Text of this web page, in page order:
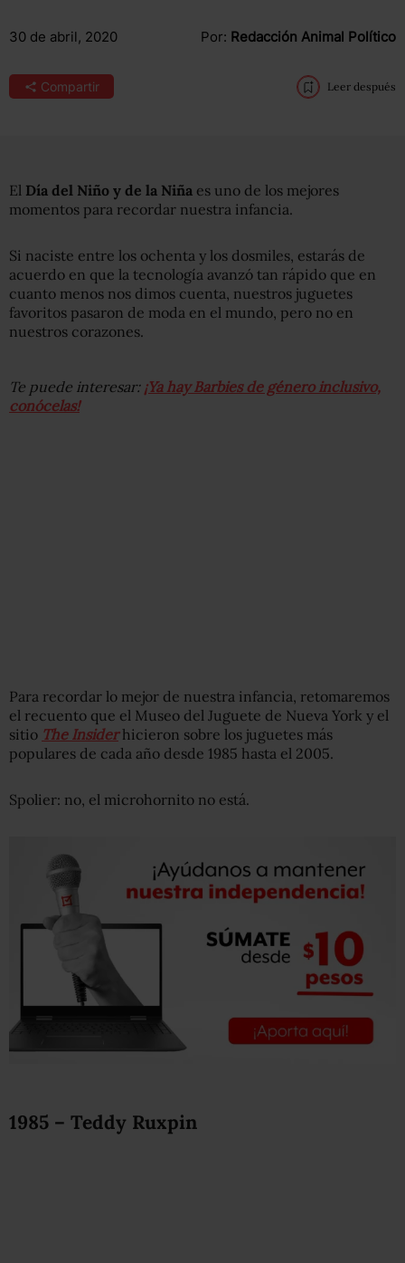
30 de abril, 2020 Por: Redacción Animal Político
Compartir Leer después
El Día del Niño y de la Niña es uno de los mejores
momentos para recordar nuestra infancia.
Si naciste entre los ochenta y los dosmiles, estarás de
acuerdo en que la tecnología avanzó tan rápido que en
cuanto menos nos dimos cuenta, nuestros juguetes
favoritos pasaron de moda en el mundo, pero no en
nuestros corazones.
Te puede interesar: ¡Ya hay Barbies de género inclusivo,
conócelas!
Para recordar lo mejor de nuestra infancia, retomaremos
el recuento que el Museo del Juguete de Nueva York y el
sitio The Insiderhicieron sobre los juguetes más
populares de cada año desde 1985 hasta el 2005.
Spolier: no, el microhornito no está.
1985 – Teddy Ruxpin